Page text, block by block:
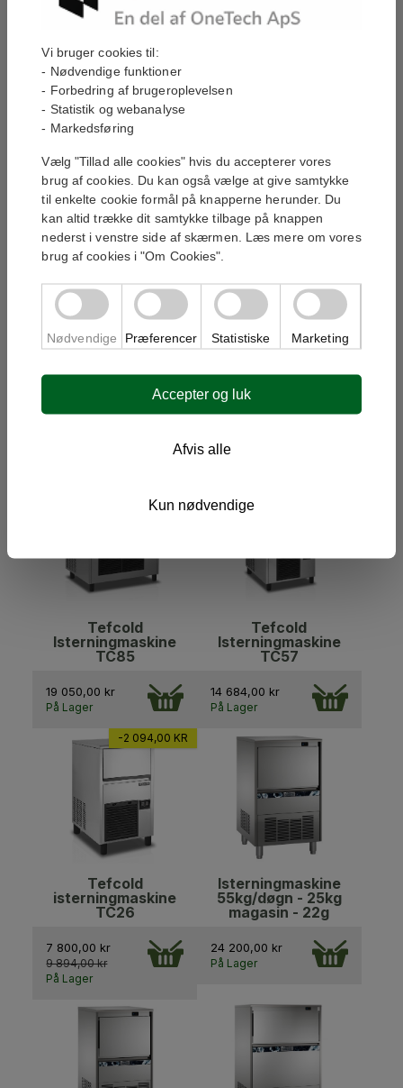
Zanussi
isterningmaskine
145kg/døgn - 45kg
40 200,00 kr
På Lager
28 200,00 kr
På Lager
isterningemaskine
112kg/døgn - 60kg
Brudismaskine
74kg/døgn - 20kg
På Lager
Tefcold
Isterningmaskine
TC85
19 050,00 kr
På Lager
Tefcold
Isterningmaskine
TC57
14 684,00 kr
På Lager
-2 094,00 KR
Tefcold
isterningmaskine
TC26
7 800,00 kr
9 894,00 kr
På Lager
lsterningmaskine
55kg/døgn - 25kg
magasin - 22g
24 200,00 kr
På Lager
Vi bruger cookies til:
- Nødvendige funktioner
- Forbedring af brugeroplevelsen
- Statistik og webanalyse
- Markedsføring
Vælg "Tillad alle cookies" hvis du accepterer vores
brug af cookies. Du kan også vælge at give samtykke
til enkelte cookie formål på knapperne herunder. Du
kan altid trække dit samtykke tilbage på knappen
nederst i venstre side af skærmen. Læs mere om vores
brug af cookies i "Om Cookies".
Nødvendige Præferencer Statistiske Marketing
Afvis alle
Kun nødvendige
Accepter og luk